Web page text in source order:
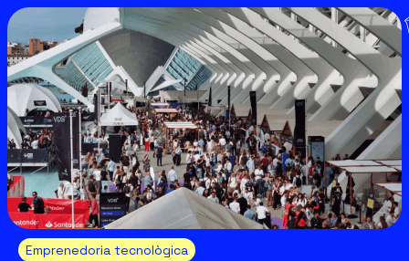
Emprenedoria tecnològica